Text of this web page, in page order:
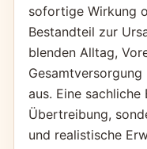
sofortige Wirkung
Bestandteil zur
blenden Alltag,
aus. Eine
Übertreibung,
und realistische